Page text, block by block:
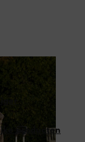
producten